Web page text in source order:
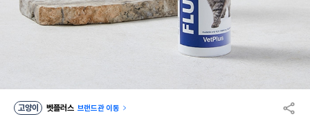
고양이 벳플러스 브랜드관 이동